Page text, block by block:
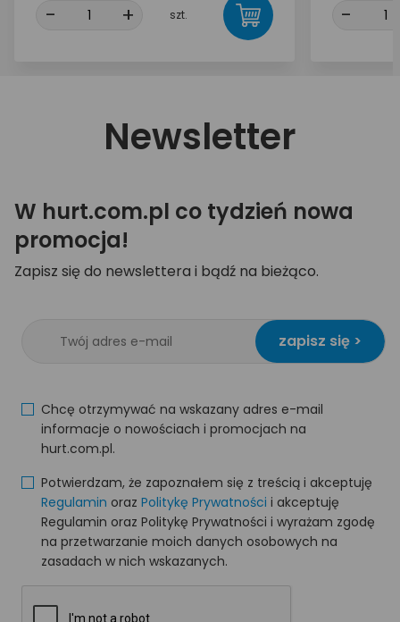
- + szt. -
Newsletter
W hurt.com.pl co tydzień nowa
promocja!
Zapisz się do newslettera i bądź na bieżąco.
zapisz się >
Chcę otrzymywać na wskazany adres e-mail
informacje o nowościach i promocjach na
hurt.com.pl.
Potwierdzam, że zapoznałem się z treścią i akceptuję
Regulamin oraz Politykę Prywatności i akceptuję
Regulamin oraz Politykę Prywatności i wyrażam zgodę
na przetwarzanie moich danych osobowych na
zasadach w nich wskazanych.